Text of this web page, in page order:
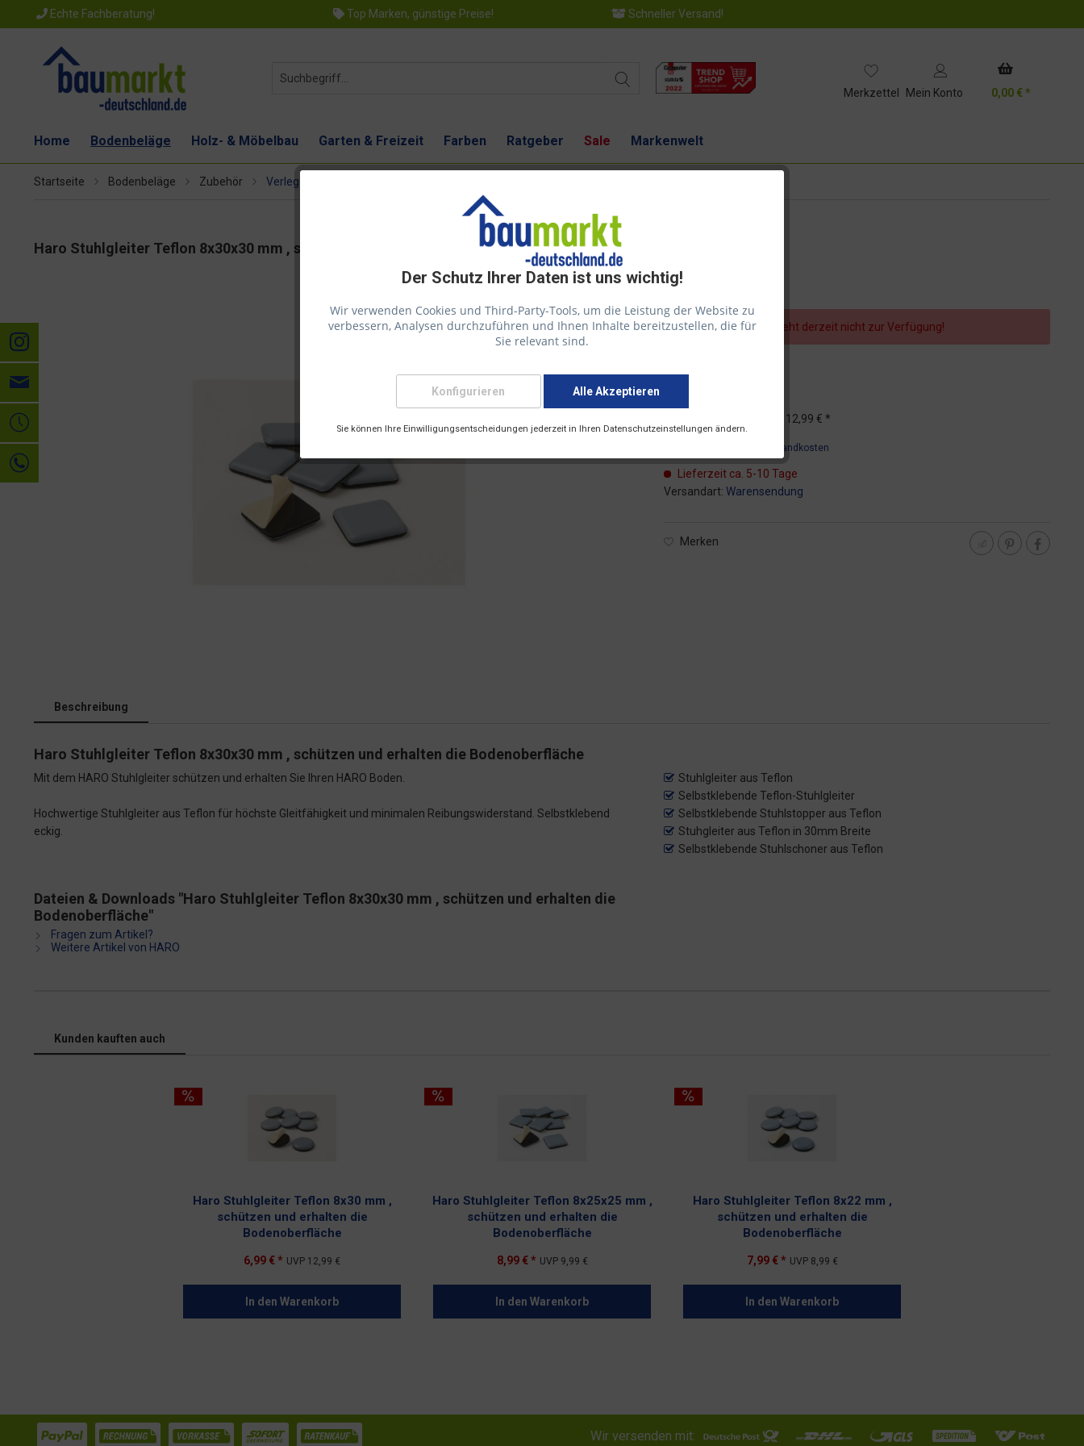
Echte Fachberatung! Top Marken, günstige Preise! Schneller Versand!
Merkzettel Mein Konto 0,00 € *
Home Bodenbeläge Holz- & Möbelbau Garten & Freizeit Farben Ratgeber Sale Markenwelt
Der Schutz Ihrer Daten ist uns wichtig!
Wir verwenden Cookies und Third-Party-Tools, um die Leistung der Website zu
verbessern, Analysen durchzuführen und Ihnen Inhalte bereitzustellen, die für
Sie relevant sind.
Konfigurieren Alle Akzeptieren
Sie können Ihre Einwilligungsentscheidungen jederzeit in Ihren Datenschutzeinstellungen ändern.
Startseite Bodenbeläge Zubehör Verlegezubehör
Haro Stuhlgleiter Teflon 8x30x30 mm , schützen und erhalten die Bodenoberfläche
Dieser Artikel steht derzeit nicht zur Verfügung!
12,99 € *
zzgl. Versandkosten
Lieferzeit ca. 5-10 Tage
Versandart: Warensendung
Merken
Beschreibung
Haro Stuhlgleiter Teflon 8x30x30 mm , schützen und erhalten die Bodenoberfläche
Mit dem HARO Stuhlgleiter schützen und erhalten Sie Ihren HARO Boden.
Hochwertige Stuhlgleiter aus Teflon für höchste Gleitfähigkeit und minimalen Reibungswiderstand. Selbstklebend
eckig.
Stuhlgleiter aus Teflon
Selbstklebende Teflon-Stuhlgleiter
Selbstklebende Stuhlstopper aus Teflon
Stuhgleiter aus Teflon in 30mm Breite
Selbstklebende Stuhlschoner aus Teflon
Dateien & Downloads "Haro Stuhlgleiter Teflon 8x30x30 mm , schützen und erhalten die
Bodenoberfläche"
Fragen zum Artikel?
Weitere Artikel von HARO
Kunden kauften auch
Haro Stuhlgleiter Teflon 8x30 mm ,
schützen und erhalten die
Bodenoberfläche
6,99 € * UVP 12,99 €
In den Warenkorb
Haro Stuhlgleiter Teflon 8x25x25 mm ,
schützen und erhalten die
Bodenoberfläche
8,99 € * UVP 9,99 €
In den Warenkorb
Haro Stuhlgleiter Teflon 8x22 mm ,
schützen und erhalten die
Bodenoberfläche
7,99 € * UVP 8,99 €
In den Warenkorb
Wir versenden mit: